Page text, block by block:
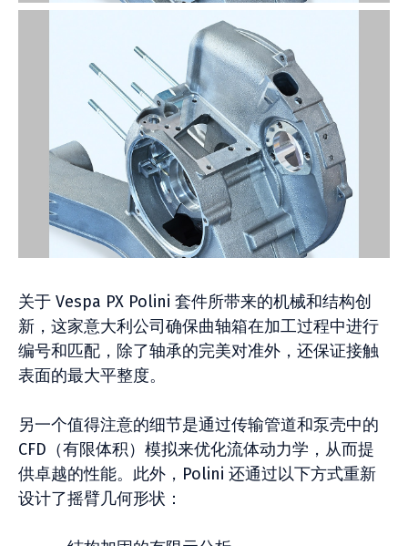
关于 Vespa PX Polini 套件所带来的机械和结构创
新，这家意大利公司确保曲轴箱在加工过程中进行
编号和匹配，除了轴承的完美对准外，还保证接触
表面的最大平整度。
另一个值得注意的细节是通过传输管道和泵壳中的
CFD（有限体积）模拟来优化流体动力学，从而提
供卓越的性能。此外，Polini 还通过以下方式重新
设计了摇臂几何形状：